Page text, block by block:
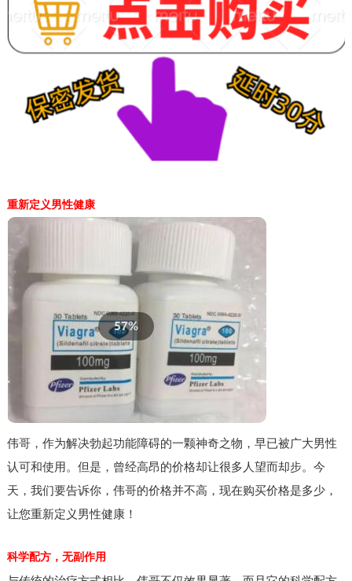
重新定义男性健康
伟哥，作为解决勃起功能障碍的一颗神奇之物，早已被广大男性
认可和使用。但是，曾经高昂的价格却让很多人望而却步。今
天，我们要告诉你，伟哥的价格并不高，现在购买价格是多少，
让您重新定义男性健康！
科学配方，无副作用